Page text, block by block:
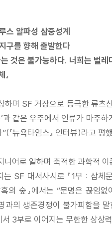
스 알파성 삼중성계
구를 향해 출발한다
것은 불가능하다. 너희는 벌레
며 SF 거장으로 등극한 류츠신
과 같은 우주에서 인류가 마주
『뉴욕타임스』 인터뷰)라고
니어로 일하며 축적한 과학적
는 SF 대서사시로 『1부 : 삼
의 숲』에서는 “문명은 끊임
과의 생존경쟁이 불가피함을
3부로 이어지는 무한한 상상